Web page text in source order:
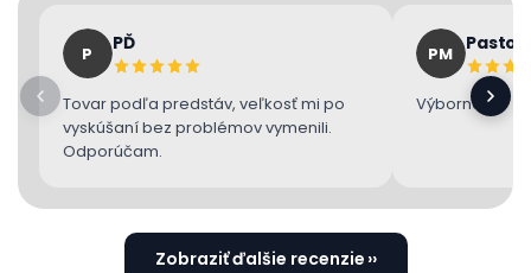
P PĎ
Tovar podľa predstáv, veľkosť mi po
vyskúšaní bez problémov vymenili.
Odporúčam.
PM
Výborne 👌
Zobraziť ďalšie recenzie